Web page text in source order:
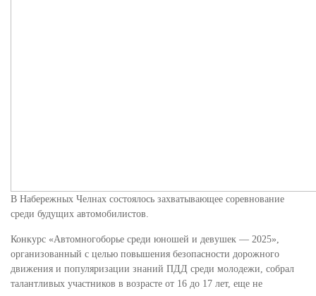
В Набережных Челнах состоялось захватывающее соревнование
среди будущих автомобилистов.
Конкурс «Автомногоборье среди юношей и девушек — 2025»,
организованный с целью повышения безопасности дорожного
движения и популяризации знаний ПДД среди молодежи, собрал
талантливых участников в возрасте от 16 до 17 лет, еще не